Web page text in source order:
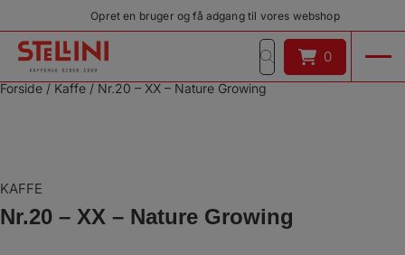
indholdet
Opret en bruger og få adgang til vores webshop
0
0
Forside / Kaffe / Nr.20 – XX – Nature Growing
KAFFE
Nr.20 – XX – Nature Growing